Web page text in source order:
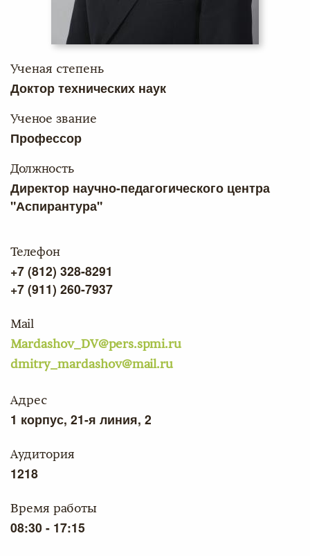
Ученая степень
Доктор технических наук
Ученое звание
Профессор
Должность
Директор научно-педагогического центра
"Аспирантура"
Телефон
+7 (812) 328-8291
+7 (911) 260-7937
Mail
Mardashov_DV@pers.spmi.ru
dmitry_mardashov@mail.ru
Адрес
1 корпус, 21-я линия, 2
Аудитория
1218
Время работы
08:30 - 17:15